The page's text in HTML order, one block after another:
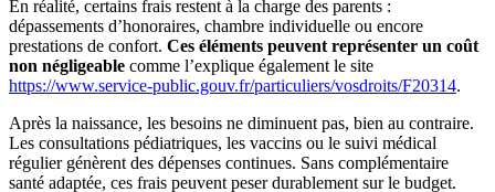
En réalité, certains frais restent à la charge des parents :
dépassements d’honoraires, chambre individuelle ou encore
prestations de confort. Ces éléments peuvent représenter un coût
non négligeable comme l’explique également le site
https://www.service-public.gouv.fr/particuliers/vosdroits/F20314.
Après la naissance, les besoins ne diminuent pas, bien au contraire.
Les consultations pédiatriques, les vaccins ou le suivi médical
régulier génèrent des dépenses continues. Sans complémentaire
santé adaptée, ces frais peuvent peser durablement sur le budget.